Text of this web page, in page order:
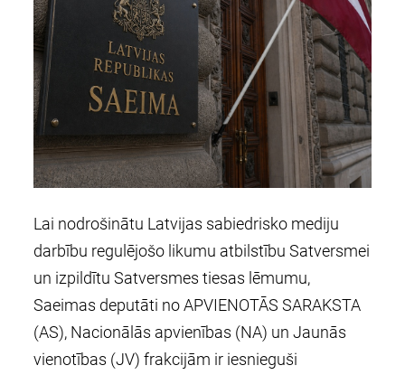
Lai nodrošinātu Latvijas sabiedrisko mediju
darbību regulējošo likumu atbilstību Satversmei
un izpildītu Satversmes tiesas lēmumu,
Saeimas deputāti no APVIENOTĀS SARAKSTA
(AS), Nacionālās apvienības (NA) un Jaunās
vienotības (JV) frakcijām ir iesnieguši